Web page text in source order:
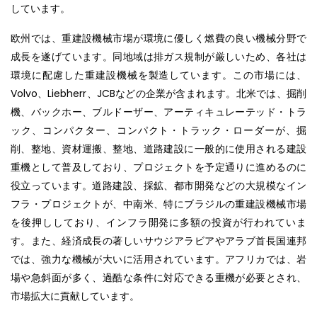
しています。
欧州では、重建設機械市場が環境に優しく燃費の良い機械分野で
成長を遂げています。同地域は排ガス規制が厳しいため、各社は
環境に配慮した重建設機械を製造しています。この市場には、
Volvo、Liebherr、JCBなどの企業が含まれます。北米では、掘削
機、バックホー、ブルドーザー、アーティキュレーテッド・トラ
ック、コンパクター、コンパクト・トラック・ローダーが、掘
削、整地、資材運搬、整地、道路建設に一般的に使用される建設
重機として普及しており、プロジェクトを予定通りに進めるのに
役立っています。道路建設、採鉱、都市開発などの大規模なイン
フラ・プロジェクトが、中南米、特にブラジルの重建設機械市場
を後押ししており、インフラ開発に多額の投資が行われていま
す。また、経済成長の著しいサウジアラビアやアラブ首長国連邦
では、強力な機械が大いに活用されています。アフリカでは、岩
場や急斜面が多く、過酷な条件に対応できる重機が必要とされ、
市場拡大に貢献しています。